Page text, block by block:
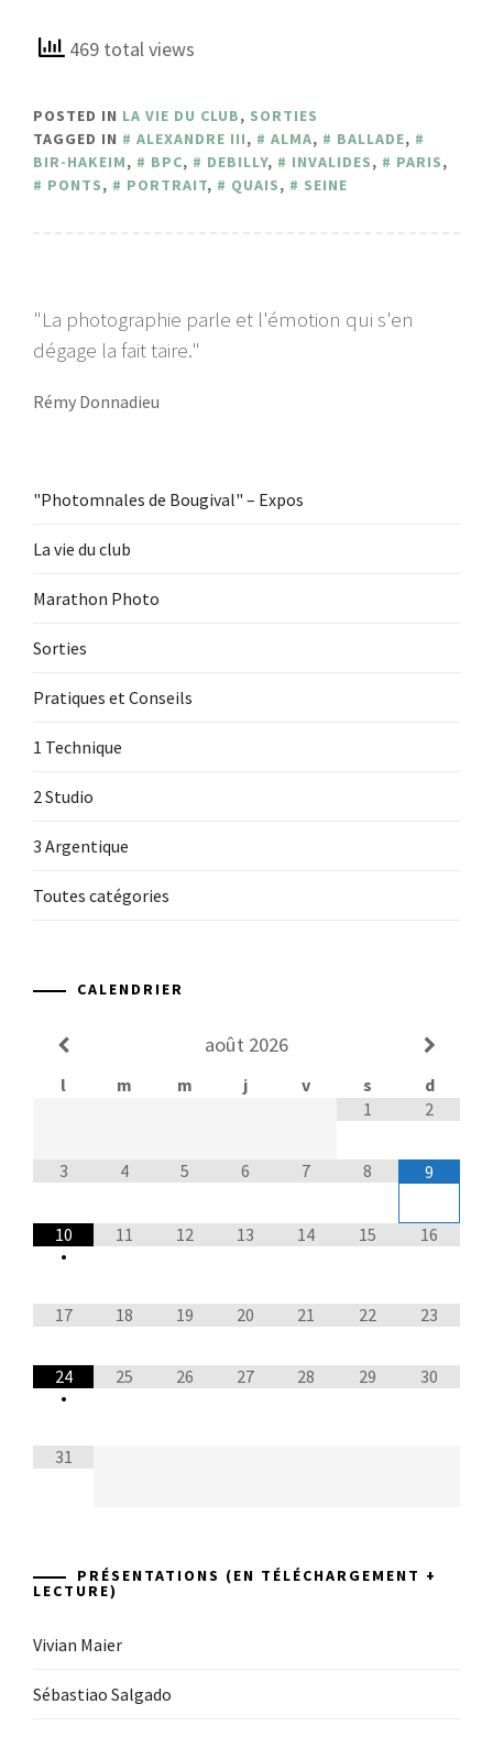
469 total views
POSTED IN LA VIE DU CLUB, SORTIES
TAGGED IN
ALEXANDRE III, ALMA, BALLADE,
BIR-HAKEIM, BPC, DEBILLY, INVALIDES, PARIS,
PONTS, PORTRAIT, QUAIS, SEINE
"La photographie parle et l'émotion qui s'en
dégage la fait taire."
Rémy Donnadieu
"Photomnales de Bougival" – Expos
La vie du club
Marathon Photo
Sorties
Pratiques et Conseils
1 Technique
2 Studio
3 Argentique
Toutes catégories
CALENDRIER
août 2026
l m m j v s
d
1
2
3 4 5 6 7 8 9
10
•
11 12 13 14 15 16
17 18 19 20 21 22 23
24
•
25 26 27 28 29 30
31
PRÉSENTATIONS (EN TÉLÉCHARGEMENT +
LECTURE)
Vivian Maier
Sébastiao Salgado